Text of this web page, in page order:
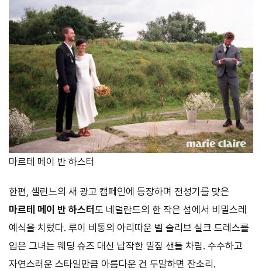
마르테 메이 반 하스터
한편, 셀린느의 새 광고 캠페인에 등장하며 전성기를 맞은
마르테 메이 반 하스터 도 네덜란드의 한 작은 섬에서 비밀스레
예식을 치렀다. 루이 비통의 아리따운 벨 슬리브 실크 드레스를
입은 그녀는 웨딩 슈즈 대신 납작한 밀짚 샌들 차림. 수수하고
자연스러운 스타일만큼 아름다운 건 두말하면 잔소리.